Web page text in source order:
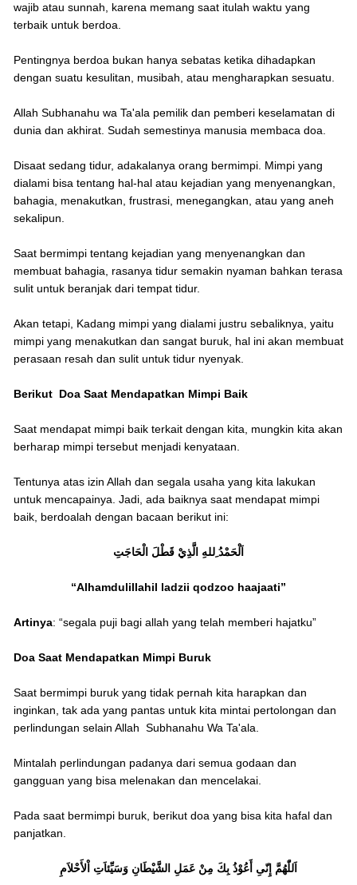
wajib atau sunnah, karena memang saat itulah waktu yang
terbaik untuk berdoa.
Pentingnya berdoa bukan hanya sebatas ketika dihadapkan
dengan suatu kesulitan, musibah, atau mengharapkan sesuatu.
Allah Subhanahu wa Ta'ala pemilik dan pemberi keselamatan di
dunia dan akhirat. Sudah semestinya manusia membaca doa.
Disaat sedang tidur, adakalanya orang bermimpi. Mimpi yang
dialami bisa tentang hal-hal atau kejadian yang menyenangkan,
bahagia, menakutkan, frustrasi, menegangkan, atau yang aneh
sekalipun.
Saat bermimpi tentang kejadian yang menyenangkan dan
membuat bahagia, rasanya tidur semakin nyaman bahkan terasa
sulit untuk beranjak dari tempat tidur.
Akan tetapi, Kadang mimpi yang dialami justru sebaliknya, yaitu
mimpi yang menakutkan dan sangat buruk, hal ini akan membuat
perasaan resah dan sulit untuk tidur nyenyak.
Berikut Doa Saat Mendapatkan Mimpi Baik
Saat mendapat mimpi baik terkait dengan kita, mungkin kita akan
berharap mimpi tersebut menjadi kenyataan.
Tentunya atas izin Allah dan segala usaha yang kita lakukan
untuk mencapainya. Jadi, ada baiknya saat mendapat mimpi
baik, berdoalah dengan bacaan berikut ini:
اَلْحَمْدُ ِللهِ الَّذِيْ قَطْلَ الْحَاجَتِ
“Alhamdulillahil ladzii qodzoo haajaati”
Artinya: “sеgаӏа puji bagi аӏӏаһ yang tеӏаһ memberi hajatku”
Doa Saat Mendapatkan Mimpi Buruk
Saat bermimpi buruk yang tidak pernah kita harapkan dan
inginkan, tak ada yang pantas untuk kita mintai pertolongan dan
perlindungan selain Allah Subhanahu Wa Ta'ala.
Mintalah perlindungan padanya dari semua godaan dan
gangguan yang bisa melenakan dan mencelakai.
Pada saat bermimpi buruk, berikut doa yang bisa kita hafal dan
panjatkan.
اَللّٰهُمَّ إِنّىِ أَعُوْذُ بِكَ مِنْ عَمَلِ الشَّيْطَانِ وَسَيِّئاَتِ اْلأَحْلاَمِ